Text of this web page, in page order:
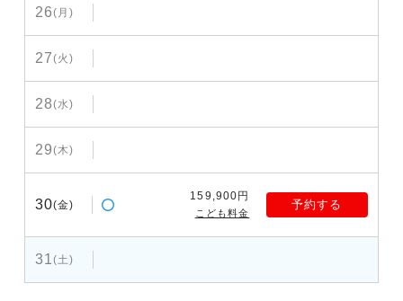
26(月)
27(火)
28(水)
29(木)
30(金)
159,900円
こども料金
予約する
31(土)